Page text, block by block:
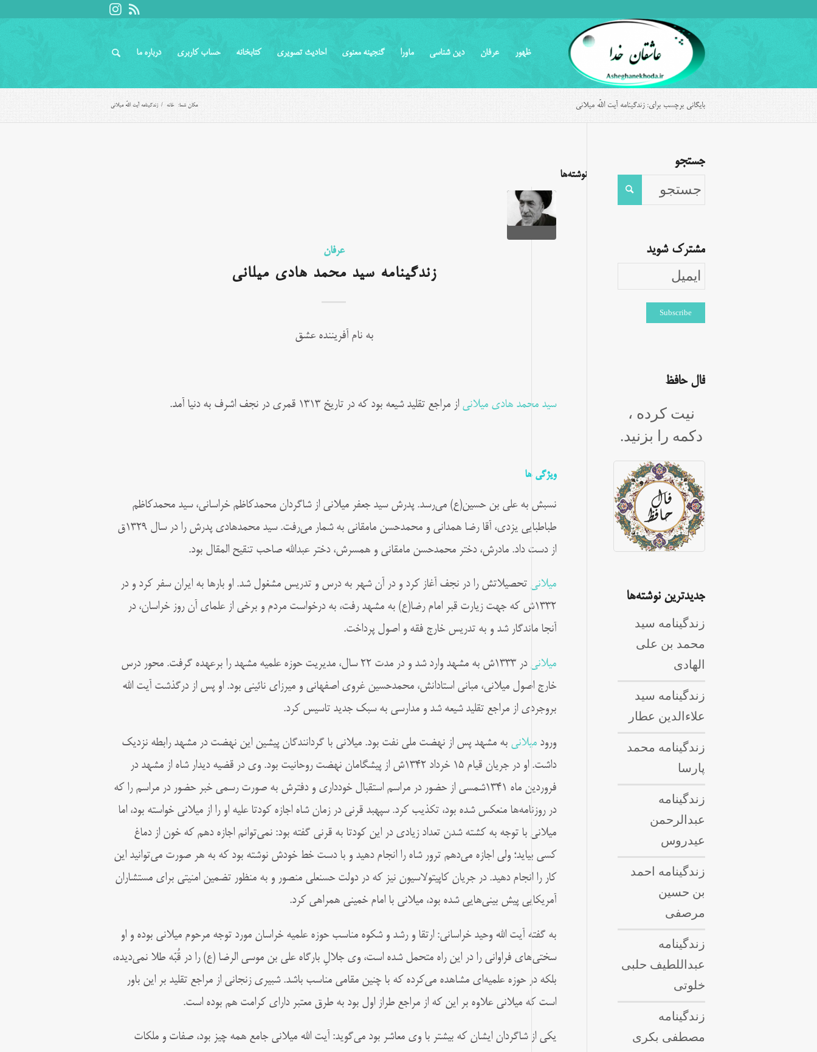
ظهور عرفان دین شناسی ماورا گنجینه معنوی احادیث تصویری کتابخانه حساب کاربری درباره ما
بایگانی برچسب برای: زندگینامه آیت اللّه میلانی مکان شما: خانه / زندگینامه آیت اللّه میلانی
نوشته‌ها
عرفان
زندگینامه سید محمد هادی میلانی
به نام آفریننده عشق
سید محمد هادی میلانی از مراجع تقلید شیعه بود که در تاریخ ۱۳۱۳ قمری در نجف اشرف به دنیا آمد.
ویژگی ها
نسبش به علی بن حسین(ع) می‌رسد. پدرش سید جعفر میلانی از شاگردان محمدکاظم خراسانی، سید محمدکاظم
طباطبایی یزدی، آقا رضا همدانی و محمدحسن مامقانی به شمار می‌رفت. سید محمدهادی پدرش را در سال ۱۳۲۹ق
از دست داد. مادرش، دختر محمدحسن مامقانی و همسرش، دختر عبدالله صاحب تنقیح المقال بود.
میلانی تحصیلاتش را در نجف آغاز کرد و در آن شهر به درس و تدریس مشغول شد. او بارها به ایران سفر کرد و در
۱۳۳۲ش که جهت زیارت قبر امام رضا(ع) به مشهد رفت، به درخواست مردم و برخی از علمای آن روز خراسان، در
آنجا ماندگار شد و به تدریس خارج فقه و اصول پرداخت.
میلانی
در ۱۳۳۳ش به مشهد وارد شد و در مدت ۲۲ سال، مدیریت حوزه علمیه مشهد را برعهده گرفت. محور درس
خارج اصول میلانی، مبانی استادانش، محمدحسین غروی اصفهانی و میرزای نائینی بود. او پس از درگذشت آیت الله
بروجردی از مراجع تقلید شیعه شد و مدارسی به سبک جدید تاسیس کرد.
ورودمیلانی به مشهد پس از نهضت ملی نفت بود. میلانی با گردانندگان پیشین این نهضت در مشهد رابطه نزدیک
داشت. او در جریان قیام ۱۵ خرداد ۱۳۴۲ش از پیشگامان نهضت روحانیت بود. وی در قضیه دیدار شاه از مشهد در
فروردین ماه ۱۳۴۱شمسی از حضور در مراسم استقبال خودداری و دفترش به صورت رسمی خبر حضور در مراسم را که
در روزنامه‌ها منعکس شده بود، تکذیب کرد. سپهبد قرنی در زمان شاه اجازه کودتا علیه او را از میلانی خواسته بود، اما
میلانی با توجه به کشته شدن تعداد زیادی در این کودتا به قرنی گفته بود: نمی‌توانم اجازه دهم که خون از دماغ
کسی بیاید؛ ولی اجازه می‌دهم ترور شاه را انجام دهید و با دست خط خودش نوشته بود که به هر صورت می‌توانید این
کار را انجام دهید. در جریان کاپیتولاسیون نیز که در دولت حسنعلی منصور و به منظور تضمین امنیتی برای مستشاران
آمریکایی پیش بینی‌هایی شده بود، میلانی با امام خمینی همراهی کرد.
به گفته آیت الله وحید خراسانی: ارتقا و رشد و شکوه مناسب حوزه علمیه خراسان مورد توجه مرحوم میلانی بوده و او
سختی‌های فراوانی را در این راه متحمل شده است، وی جلالِ بارگاه علی بن موسی الرضا (ع) را در قُبّه‌ طلا نمی‌دیده،
بلکه در حوزه علمیه‌ای مشاهده می‌کرده که با چنین مقامی مناسب باشد. شبیری زنجانی از مراجع تقلید بر این باور
است که میلانی علاوه بر این که از مراجع طراز اول بود به طرق معتبر دارای کرامت هم بوده است.
یکى از شاگردان ایشان که بیشتر با وى معاشر بود مى‏‌گوید: آیت الله میلانى جامع همه چیز بود، صفات و ملکات
جستجو
مشترک شوید
فال حافظ
نیت کرده ،
دکمه را بزنید.
جدیدترین نوشته‌ها
زندگینامه سید
محمد بن علی
الهادی
زندگینامه سید
علاءالدین عطار
زندگینامه محمد
پارسا
زندگینامه
عبدالرحمن
عیدروس
زندگینامه احمد
بن حسین
مرصفی
زندگینامه
عبداللطيف حلبى
خلوتی
زندگینامه
مصطفی بکری